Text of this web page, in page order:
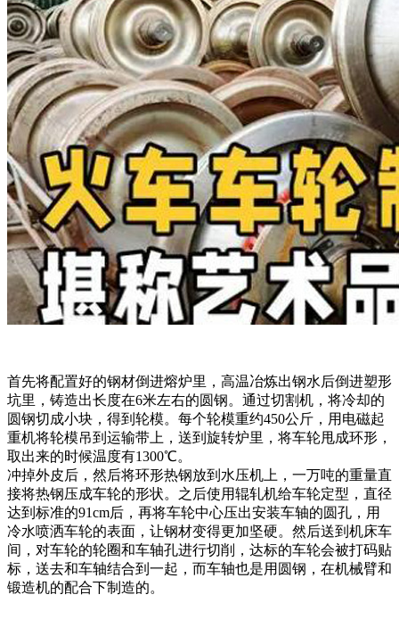
首先将配置好的钢材倒进熔炉里，高温冶炼出钢水后倒进塑形
坑里，铸造出长度在6米左右的圆钢。通过切割机，将冷却的
圆钢切成小块，得到轮模。每个轮模重约450公斤，用电磁起
重机将轮模吊到运输带上，送到旋转炉里，将车轮甩成环形，
取出来的时候温度有1300℃。
冲掉外皮后，然后将环形热钢放到水压机上，一万吨的重量直
接将热钢压成车轮的形状。之后使用辊轧机给车轮定型，直径
达到标准的91cm后，再将车轮中心压出安装车轴的圆孔，用
冷水喷洒车轮的表面，让钢材变得更加坚硬。然后送到机床车
间，对车轮的轮圈和车轴孔进行切削，达标的车轮会被打码贴
标，送去和车轴结合到一起，而车轴也是用圆钢，在机械臂和
锻造机的配合下制造的。